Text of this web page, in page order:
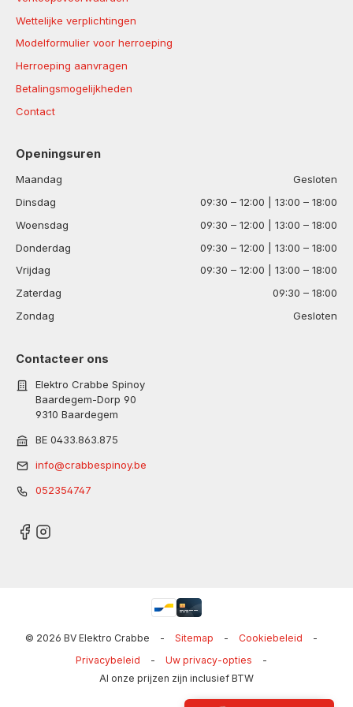
Wettelijke verplichtingen
Modelformulier voor herroeping
Herroeping aanvragen
Betalingsmogelijkheden
Contact
Openingsuren
Maandag
Gesloten
Dinsdag
09:30 – 12:00 | 13:00 – 18:00
Woensdag
09:30 – 12:00 | 13:00 – 18:00
Donderdag
09:30 – 12:00 | 13:00 – 18:00
Vrijdag
09:30 – 12:00 | 13:00 – 18:00
Zaterdag
09:30 – 18:00
Zondag
Gesloten
Contacteer ons
Elektro Crabbe Spinoy
Baardegem-Dorp 90
9310 Baardegem
BE 0433.863.875
info@crabbespinoy.be
052354747
© 2026 BV Elektro Crabbe - Sitemap - Cookiebeleid
-
Privacybeleid
- Uw privacy-opties
-
Al onze prijzen zijn inclusief BTW